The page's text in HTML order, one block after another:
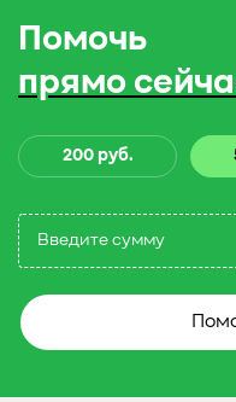
Помочь
прямо
200 руб.